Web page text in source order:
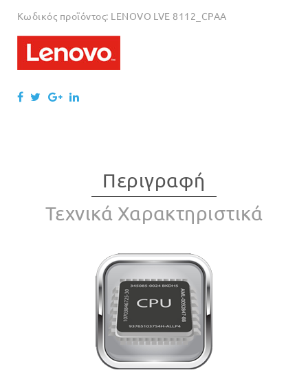
Κωδικός προϊόντος: LENOVO LVE 8112_CPAA
Περιγραφή
Τεχνικά Χαρακτηριστικά